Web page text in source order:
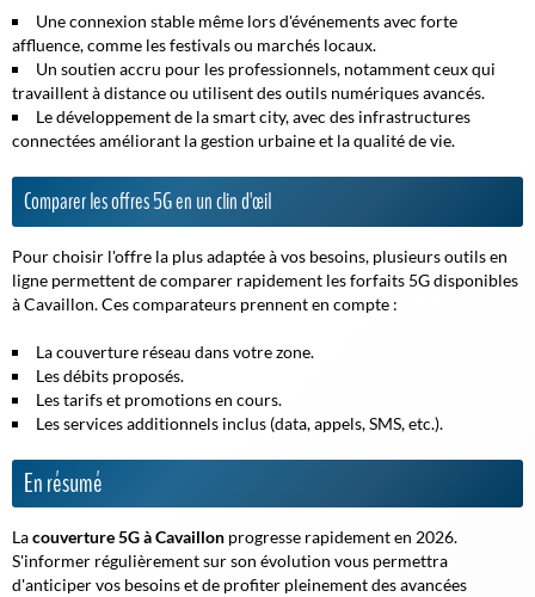
Une connexion stable même lors d'événements avec forte
affluence, comme les festivals ou marchés locaux.
Un soutien accru pour les professionnels, notamment ceux qui
travaillent à distance ou utilisent des outils numériques avancés.
Le développement de la smart city, avec des infrastructures
connectées améliorant la gestion urbaine et la qualité de vie.
Comparer les offres 5G en un clin d'œil
Pour choisir l'offre la plus adaptée à vos besoins, plusieurs outils en
ligne permettent de comparer rapidement les forfaits 5G disponibles
à Cavaillon. Ces comparateurs prennent en compte :
La couverture réseau dans votre zone.
Les débits proposés.
Les tarifs et promotions en cours.
Les services additionnels inclus (data, appels, SMS, etc.).
En résumé
Lacouverture 5G à Cavaillon progresse rapidement en 2026.
S'informer régulièrement sur son évolution vous permettra
d'anticiper vos besoins et de profiter pleinement des avancées